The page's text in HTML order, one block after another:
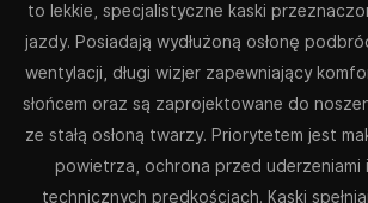
to lekkie, specjalistyczne kaski
jazdy. Posiadają wydłużoną osłonę
wentylacji, długi wizjer zapewniający
słońcem oraz są zaprojektowane do
ze stałą osłoną twarzy. Priorytetem jest
powietrza, ochrona przed uderzeniami
technicznych prędkościach. Kaski